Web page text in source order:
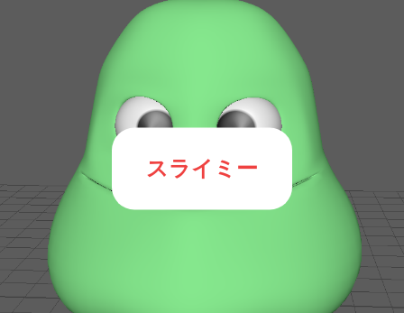
スライミー